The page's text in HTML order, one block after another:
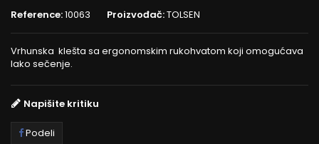
Reference:10063 Proizvođač:TOLSEN
Vrhunska klešta sa ergonomskim rukohvatom koji omogućava
lako sečenje.
Napišite kritiku
Podeli